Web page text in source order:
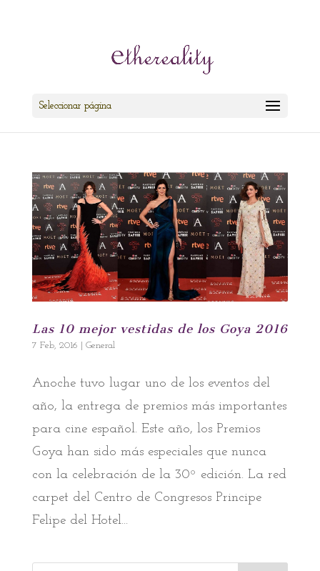
Seleccionar página
Las 10 mejor vestidas de los Goya 2016
7 Feb, 2016 General
Anoche tuvo lugar uno de los eventos del
año, la entrega de premios más importantes
para cine español. Este año, los Premios
Goya han sido más especiales que nunca
con la celebración de la 30º edición. La red
carpet del Centro de Congresos Principe
Felipe del Hotel...